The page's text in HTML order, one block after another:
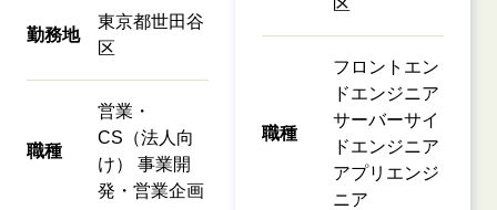
勤務地
東京都世田谷
区
職種
営業・
CS（法人向
け） 事業開
発・営業企画
職種
フロントエン
ドエンジニア
サーバーサイ
ドエンジニア
アプリエンジ
ニア